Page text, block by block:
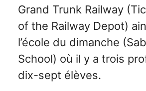
Grand Trunk Railway
of the Railway Depot)
l’école du dimanche
School) où il y a trois
dix-sept élèves.